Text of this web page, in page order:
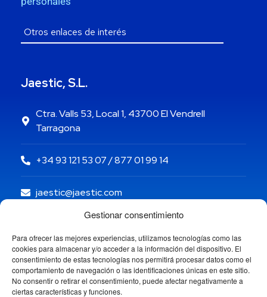
Gestionar consentimiento
Para ofrecer las mejores experiencias, utilizamos tecnologías como las
cookies para almacenar y/o acceder a la información del dispositivo. El
consentimiento de estas tecnologías nos permitirá procesar datos como el
comportamiento de navegación o las identificaciones únicas en este sitio.
No consentir o retirar el consentimiento, puede afectar negativamente a
ciertas características y funciones.
Jaestic, S.L.
Ctra. Valls 53, Local 1, 43700 El Vendrell
Tarragona
+34 93 121 53 07 / 877 01 99 14
jaestic@jaestic.com